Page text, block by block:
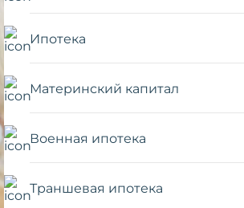
Ипотека
Материнский капитал
Военная ипотека
Траншевая ипотека